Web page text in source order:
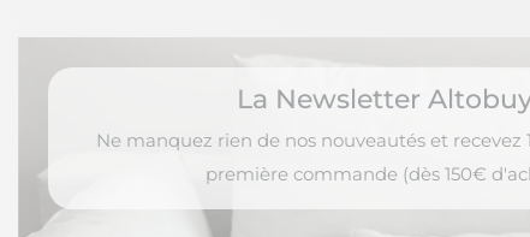
La Newsletter
Ne manquez rien de nos nouveautés et recevez
première commande (dès 150€